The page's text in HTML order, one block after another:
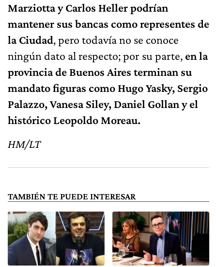
Marziotta y Carlos Heller podrían
mantener sus bancas como representes de
la Ciudad, pero todavía no se conoce
ningún dato al respecto; por su parte, en la
provincia de Buenos Aires terminan su
mandato figuras como Hugo Yasky, Sergio
Palazzo, Vanesa Siley, Daniel Gollan y el
histórico Leopoldo Moreau.
HM/LT
TAMBIÉN TE PUEDE INTERESAR